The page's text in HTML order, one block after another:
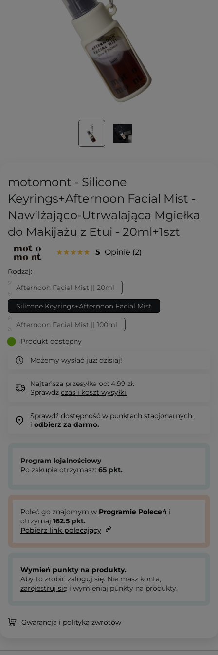
motomont - Silicone
Keyrings+Afternoon Facial Mist -
Nawilżająco-Utrwalająca Mgiełka
do Makijażu z Etui - 20ml+1szt
5 Opinie 2
Rodzaj:
Afternoon Facial Mist || 20ml
Silicone Keyrings+Afternoon Facial Mist
Afternoon Facial Mist || 100ml
Produkt dostępny
Możemy wysłać już: dzisiaj!
Najtańsza przesyłka od: 4,99 zł.
Sprawdź czas i koszt wysyłki.
Sprawdź dostępność w punktach stacjonarnych
i odbierz za darmo.
Program lojalnościowy
Po zakupie otrzymasz: 65 pkt.
Poleć go znajomym w Programie Poleceń i
otrzymaj 162.5 pkt.
Pobierz link polecający
Wymień punkty na produkty.
Aby to zrobić zaloguj się. Nie masz konta,
zarejestruj się i wymieniaj punkty na produkty.
Gwarancja i polityka zwrotów